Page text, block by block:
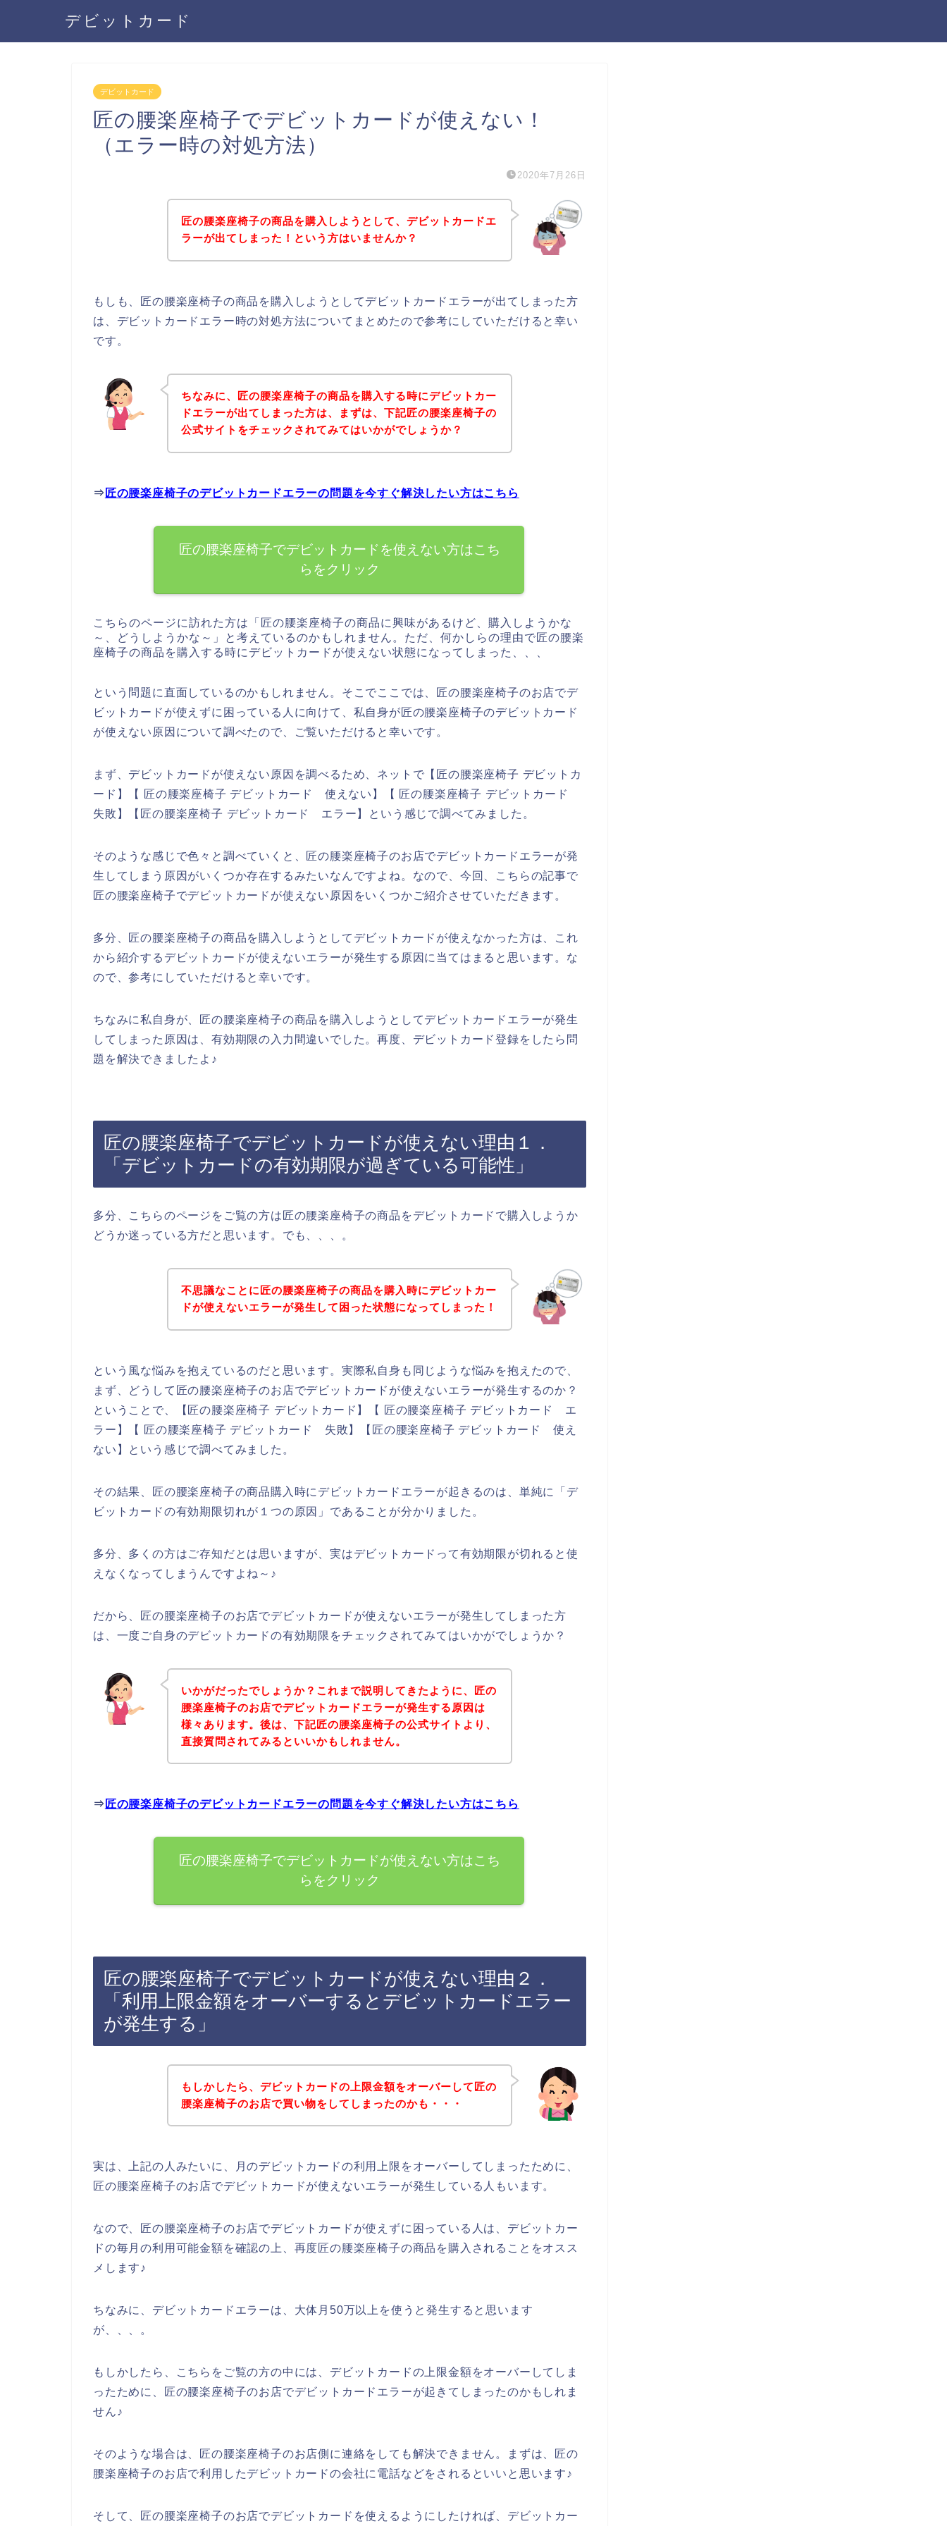
デビットカード
デビットカード
匠の腰楽座椅子でデビットカードが使えない！
（エラー時の対処方法）
2020年7月26日
匠の腰楽座椅子の商品を購入しようとして、デビットカードエ
ラーが出てしまった！という方はいませんか？
もしも、匠の腰楽座椅子の商品を購入しようとしてデビットカードエラーが出てしまった方
は、デビットカードエラー時の対処方法についてまとめたので参考にしていただけると幸い
です。
ちなみに、匠の腰楽座椅子の商品を購入する時にデビットカー
ドエラーが出てしまった方は、まずは、下記匠の腰楽座椅子の
公式サイトをチェックされてみてはいかがでしょうか？
⇒ 匠の腰楽座椅子のデビットカードエラーの問題を今すぐ解決したい方はこちら
匠の腰楽座椅子でデビットカードを使えない方はこち
らをクリック
こちらのページに訪れた方は「匠の腰楽座椅子の商品に興味があるけど、購入しようかな
～、どうしようかな～」と考えているのかもしれません。ただ、何かしらの理由で匠の腰楽
座椅子の商品を購入する時にデビットカードが使えない状態になってしまった、、、
という問題に直面しているのかもしれません。そこでここでは、匠の腰楽座椅子のお店でデ
ビットカードが使えずに困っている人に向けて、私自身が匠の腰楽座椅子のデビットカード
が使えない原因について調べたので、ご覧いただけると幸いです。
まず、デビットカードが使えない原因を調べるため、ネットで【匠の腰楽座椅子 デビットカ
ード】【 匠の腰楽座椅子 デビットカード 使えない】【 匠の腰楽座椅子 デビットカード
失敗】【匠の腰楽座椅子 デビットカード エラー】という感じで調べてみました。
そのような感じで色々と調べていくと、匠の腰楽座椅子のお店でデビットカードエラーが発
生してしまう原因がいくつか存在するみたいなんですよね。なので、今回、こちらの記事で
匠の腰楽座椅子でデビットカードが使えない原因をいくつかご紹介させていただきます。
多分、匠の腰楽座椅子の商品を購入しようとしてデビットカードが使えなかった方は、これ
から紹介するデビットカードが使えないエラーが発生する原因に当てはまると思います。な
ので、参考にしていただけると幸いです。
ちなみに私自身が、匠の腰楽座椅子の商品を購入しようとしてデビットカードエラーが発生
してしまった原因は、有効期限の入力間違いでした。再度、デビットカード登録をしたら問
題を解決できましたよ♪
匠の腰楽座椅子でデビットカードが使えない理由１．
「デビットカードの有効期限が過ぎている可能性」
多分、こちらのページをご覧の方は匠の腰楽座椅子の商品をデビットカードで購入しようか
どうか迷っている方だと思います。でも、、、。
不思議なことに匠の腰楽座椅子の商品を購入時にデビットカー
ドが使えないエラーが発生して困った状態になってしまった！
という風な悩みを抱えているのだと思います。実際私自身も同じような悩みを抱えたので、
まず、どうして匠の腰楽座椅子のお店でデビットカードが使えないエラーが発生するのか？
ということで、【匠の腰楽座椅子 デビットカード】【 匠の腰楽座椅子 デビットカード エ
ラー】【 匠の腰楽座椅子 デビットカード 失敗】【匠の腰楽座椅子 デビットカード 使え
ない】という感じで調べてみました。
その結果、匠の腰楽座椅子の商品購入時にデビットカードエラーが起きるのは、単純に「デ
ビットカードの有効期限切れが１つの原因」であることが分かりました。
多分、多くの方はご存知だとは思いますが、実はデビットカードって有効期限が切れると使
えなくなってしまうんですよね～♪
だから、匠の腰楽座椅子のお店でデビットカードが使えないエラーが発生してしまった方
は、一度ご自身のデビットカードの有効期限をチェックされてみてはいかがでしょうか？
いかがだったでしょうか？これまで説明してきたように、匠の
腰楽座椅子のお店でデビットカードエラーが発生する原因は
様々あります。後は、下記匠の腰楽座椅子の公式サイトより、
直接質問されてみるといいかもしれません。
⇒ 匠の腰楽座椅子のデビットカードエラーの問題を今すぐ解決したい方はこちら
匠の腰楽座椅子でデビットカードが使えない方はこち
らをクリック
匠の腰楽座椅子でデビットカードが使えない理由２．
「利用上限金額をオーバーするとデビットカードエラー
が発生する」
もしかしたら、デビットカードの上限金額をオーバーして匠の
腰楽座椅子のお店で買い物をしてしまったのかも・・・
実は、上記の人みたいに、月のデビットカードの利用上限をオーバーしてしまったために、
匠の腰楽座椅子のお店でデビットカードが使えないエラーが発生している人もいます。
なので、匠の腰楽座椅子のお店でデビットカードが使えずに困っている人は、デビットカー
ドの毎月の利用可能金額を確認の上、再度匠の腰楽座椅子の商品を購入されることをオスス
メします♪
ちなみに、デビットカードエラーは、大体月50万以上を使うと発生すると思います
が、、、。
もしかしたら、こちらをご覧の方の中には、デビットカードの上限金額をオーバーしてしま
ったために、匠の腰楽座椅子のお店でデビットカードエラーが起きてしまったのかもしれま
せん♪
そのような場合は、匠の腰楽座椅子のお店側に連絡をしても解決できません。まずは、匠の
腰楽座椅子のお店で利用したデビットカードの会社に電話などをされるといいと思います♪
そして、匠の腰楽座椅子のお店でデビットカードを使えるようにしたければ、デビットカー